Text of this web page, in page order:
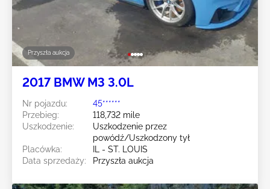
Przyszła aukcja
2017 BMW M3 3.0L
Nr pojazdu:
45******
Przebieg:
118,732 mile
Uszkodzenie:
Uszkodzenie przez
powódź/Uszkodzony tył
Placówka:
IL - ST. LOUIS
Data sprzedaży:
Przyszła aukcja